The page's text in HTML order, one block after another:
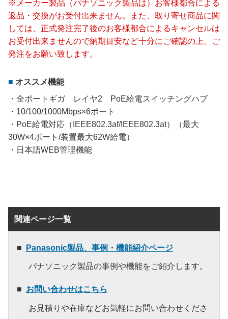
※メーカー製品（パナソニック製品は）お客様都合による
返品・交換がお受付出来ません。また、取り寄せ商品に関
しては、正式発注完了後のお客様都合によるキャンセルは
お受付出来ませんので納期目安など十分にご確認の上、ご
発注をお願い致します。
オススメ機能
・全ポートギガ レイヤ2 PoE給電スイッチングハブ
・10/100/1000Mbps×6ポート
・PoE給電対応（IEEE802.3af/IEEE802.3at）（最大
30W×4ポート/装置最大62W給電）
・日本語WEB管理機能
関連ページ一覧
Panasonic製品、事例・機能紹介ページ
パナソニック製品の事例や機能をご紹介します。
お問い合わせはこちら
お見積りや在庫などお気軽にお問い合わせくださ